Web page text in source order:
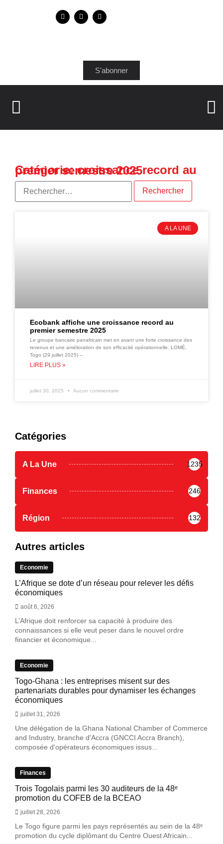
S'abonner
Catégorie: croissance record au premier semestre 2025
A LA UNE
Ecobank affiche une croissance record au
premier semestre 2025
Le groupe bancaire panafricain met en avant une forte croissance des
revenus et une amélioration de son efficacité opérationnelle. LOMÉ,
Togo (29 juillet 2025) –
LIRE PLUS »
juillet 30, 2025 Aucun commentaire
Catégories
A La Une 1235
Finances 246
Région 132
Autres articles
Economie
L’Afrique se dote d’un réseau pour relever les défis
économiques
août 6, 2026
L’Afrique doit renforcer sa capacité à produire des
connaissances si elle veut peser dans le nouvel ordre
financier et économique...
Economie
Togo-Ghana : les entreprises misent sur des
partenariats durables pour dynamiser les échanges
économiques
juillet 31, 2026
Une délégation de la Ghana National Chamber of Commerce
and Industry, branche d'Accra (GNCCI Accra Branch),
composée d'opérateurs économiques issus...
Finances
Trois Togolais parmi les 30 auditeurs de la 48ᵉ
promotion du COFEB de la BCEAO
juillet 28, 2026
Le Togo figure parmi les pays représentés au sein de la 48ᵉ
promotion du cycle diplômant du Centre Ouest Africain...